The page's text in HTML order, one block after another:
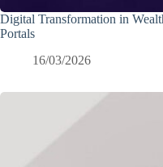
Digital Transformation in
Portals
16/03/2026